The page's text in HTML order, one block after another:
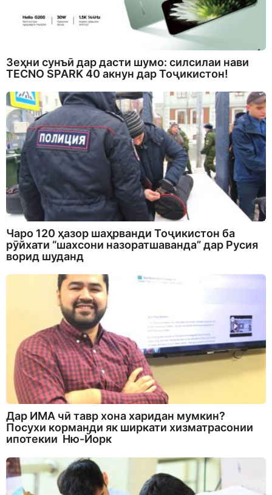
Зеҳни сунъӣ дар дасти шумо: силсилаи нави
TECNO SPARK 40 акнун дар Тоҷикистон!
Чаро 120 ҳазор шаҳрванди Тоҷикистон ба
рӯйхати “шахсони назоратшаванда” дар Русия
ворид шуданд
Дар ИМА чӣ тавр хона харидан мумкин?
Посухи корманди як ширкати хизматрасонии
ипотекии Ню-Йорк